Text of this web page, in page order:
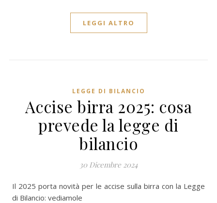
LEGGI ALTRO
LEGGE DI BILANCIO
Accise birra 2025: cosa
prevede la legge di
bilancio
30 Dicembre 2024
Il 2025 porta novità per le accise sulla birra con la Legge
di Bilancio: vediamole